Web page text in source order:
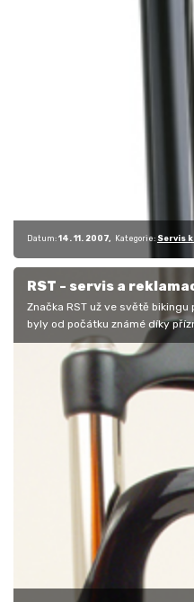
Datum: 14. 11. 2007 Kategorie: Servis
RST - servis a
Značka RST už ve světě
byly od počátku známé díky
v době…